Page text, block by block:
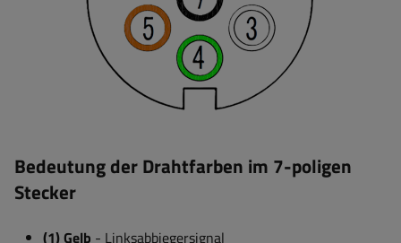
Bedeutung der Drahtfarben im 7-poligen
Stecker
(1) Gelb - Linksabbiegersignal